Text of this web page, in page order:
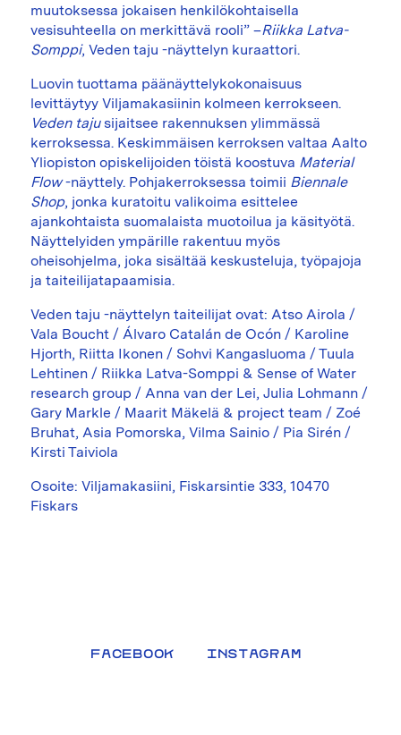
muutoksessa jokaisen henkilökohtaisella
vesisuhteella on merkittävä rooli” –Riikka Latva-
Somppi, Veden taju -näyttelyn kuraattori.
Luovin tuottama päänäyttelykokonaisuus
levittäytyy Viljamakasiinin kolmeen kerrokseen.
Veden tajusijaitsee rakennuksen ylimmässä
kerroksessa. Keskimmäisen kerroksen valtaa Aalto
Yliopiston opiskelijoiden töistä koostuva Material
Flow-näyttely. Pohjakerroksessa toimii Biennale
Shop, jonka kuratoitu valikoima esittelee
ajankohtaista suomalaista muotoilua ja käsityötä.
Näyttelyiden ympärille rakentuu myös
oheisohjelma, joka sisältää keskusteluja, työpajoja
ja taiteilijatapaamisia.
Veden taju -näyttelyn taiteilijat ovat: Atso Airola /
Vala Boucht / Álvaro Catalán de Ocón / Karoline
Hjorth, Riitta Ikonen / Sohvi Kangasluoma / Tuula
Lehtinen / Riikka Latva-Somppi & Sense of Water
research group / Anna van der Lei, Julia Lohmann /
Gary Markle / Maarit Mäkelä & project team / Zoé
Bruhat, Asia Pomorska, Vilma Sainio / Pia Sirén /
Kirsti Taiviola
Osoite: Viljamakasiini, Fiskarsintie 333, 10470
Fiskars
FACEBOOK INSTAGRAM